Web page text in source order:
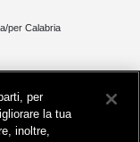
per Calabria
per
la tua
inoltre,